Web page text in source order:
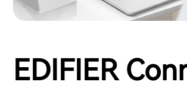
EDIFIER